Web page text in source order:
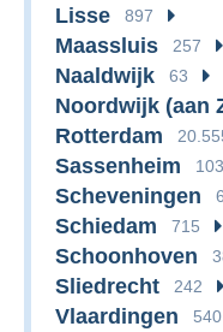
Lisse 897
Maassluis 257
Naaldwijk 63
Noordwijk (aan
Rotterdam
Sassenheim 103
Scheveningen
Schiedam 715
Schoonhoven
Sliedrecht 242
Vlaardingen 540